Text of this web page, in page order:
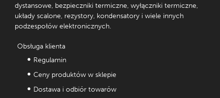
dystansowe, bezpieczniki termiczne, wyłączniki termiczne,
układy scalone, rezystory, kondensatory i wiele innych
podzespołów elektronicznych.
Obsługa klienta
Regulamin
Ceny produktów w sklepie
Dostawa i odbiór towarów